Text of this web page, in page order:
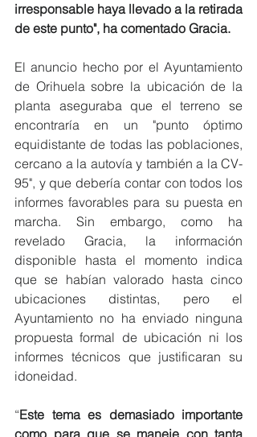
irresponsable haya llevado a la retirada
de este punto", ha comentado Gracia.
El anuncio hecho por el Ayuntamiento
de Orihuela sobre la ubicación de la
planta aseguraba que el terreno se
encontraría en un "punto óptimo
equidistante de todas las poblaciones,
cercano a la autovía y también a la CV-
95", y que debería contar con todos los
informes favorables para su puesta en
marcha. Sin embargo, como ha
revelado Gracia, la información
disponible hasta el momento indica
que se habían valorado hasta cinco
ubicaciones distintas, pero el
Ayuntamiento no ha enviado ninguna
propuesta formal de ubicación ni los
informes técnicos que justificaran su
idoneidad.
“Este tema es demasiado importante